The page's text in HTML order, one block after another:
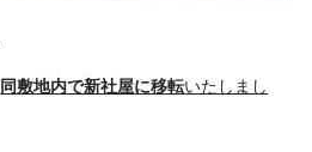
同敷地内で新社屋に移転いたしまし